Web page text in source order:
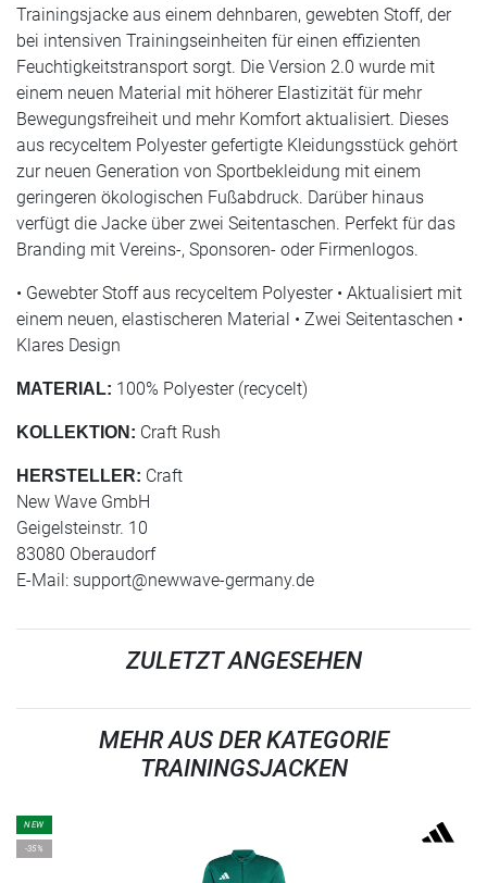
Trainingsjacke aus einem dehnbaren, gewebten Stoff, der
bei intensiven Trainingseinheiten für einen effizienten
Feuchtigkeitstransport sorgt. Die Version 2.0 wurde mit
einem neuen Material mit höherer Elastizität für mehr
Bewegungsfreiheit und mehr Komfort aktualisiert. Dieses
aus recyceltem Polyester gefertigte Kleidungsstück gehört
zur neuen Generation von Sportbekleidung mit einem
geringeren ökologischen Fußabdruck. Darüber hinaus
verfügt die Jacke über zwei Seitentaschen. Perfekt für das
Branding mit Vereins-, Sponsoren- oder Firmenlogos.
• Gewebter Stoff aus recyceltem Polyester • Aktualisiert mit
einem neuen, elastischeren Material • Zwei Seitentaschen •
Klares Design
MATERIAL: 100% Polyester (recycelt)
KOLLEKTION: Craft Rush
HERSTELLER: Craft
New Wave GmbH
Geigelsteinstr. 10
83080 Oberaudorf
E-Mail: support@newwave-germany.de
ZULETZT ANGESEHEN
MEHR AUS DER KATEGORIE
TRAININGSJACKEN
NEW
-35%